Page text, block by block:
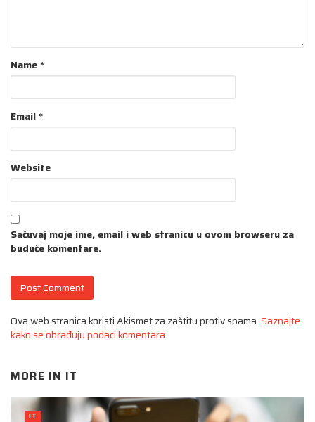
Name*
Email*
Website
Sačuvaj moje ime, email i web stranicu u ovom browseru za
buduće komentare.
Ova web stranica koristi Akismet za zaštitu protiv spama.Saznajte
kako se obrađuju podaci komentara.
MORE IN IT
IT